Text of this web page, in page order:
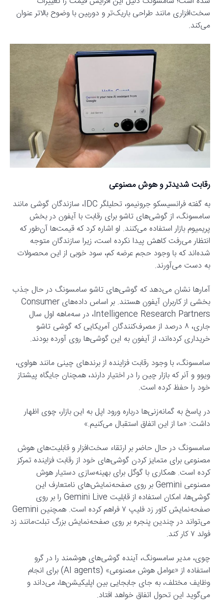
سخت‌افزاری مانند طراحی باریک‌تر و دوربین با وضوح بالاتر عنوان
می‌کند.
رقابت شدیدتر و هوش مصنوعی
به گفته فرانسیسکو جرونیمو، تحلیلگر IDC، سازندگان گوشی مانند
سامسونگ، از گوشی‌های تاشو برای رقابت با آیفون در بخش
پریمیوم بازار استفاده می‌کنند. او اشاره کرد که قیمت‌ها آن‌طور که
انتظار می‌رفت کاهش پیدا نکرده است، زیرا سازندگان متوجه
شده‌اند که با وجود حجم عرضه کم، سود خوبی از این محصولات
به دست می‌آورند.
آمارها نشان می‌دهد که گوشی‌های تاشو سامسونگ در حال جذب
بخشی از کاربران آیفون هستند. بر اساس داده‌های Consumer
Intelligence Research Partners، در سه‌ماهه اول سال
جاری، ۸ درصد از مصرف‌کنندگان آمریکایی که گوشی تاشو
خریداری کرده‌اند، از آیفون به این گوشی‌ها روی آورده بودند.
سامسونگ، با وجود رقابت فزاینده از برندهای چینی مانند هواوی،
ویوو و آنر که بازار چین را در اختیار دارند، همچنان جایگاه پیشتاز
خود را حفظ کرده است.
در پاسخ به گمانه‌زنی‌ها درباره ورود اپل به این بازار، چوی اظهار
داشت: «ما از این اتفاق استقبال می‌کنیم.»
سامسونگ در حال حاضر بر ارتقاء سخت‌افزار و قابلیت‌های هوش
مصنوعی برای متمایز کردن گوشی‌های خود از رقابت فزاینده تمرکز
کرده است. همکاری با گوگل برای بهینه‌سازی دستیار هوش
مصنوعی Gemini بر روی صفحه‌نمایش‌های نامتعارف این
گوشی‌ها، امکان استفاده از قابلیت Gemini Live را بر روی
صفحه‌نمایش کاور زد فلیپ ۷ فراهم کرده است. همچنین Gemini
می‌تواند در چندین پنجره بر روی صفحه‌نمایش بزرگ تبلت‌مانند زد
فولد ۷ کار کند.
چوی، مدیر سامسونگ، آینده گوشی‌های هوشمند را در گرو
استفاده از «عوامل هوش مصنوعی» (AI agents) برای انجام
وظایف مختلف، به جای جابجایی بین اپلیکیشن‌ها، می‌داند و
می‌گوید این تحول اتفاق خواهد افتاد.